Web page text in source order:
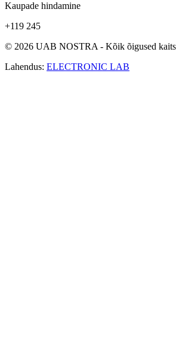
Kaupade hindamine
+119 245
© 2026 UAB NOSTRA - Kõik õigused
Lahendus: ELECTRONIC LAB